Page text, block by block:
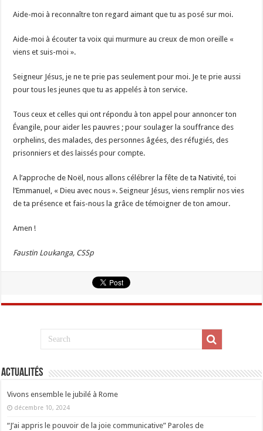
Aide-moi à reconnaître ton regard aimant que tu as posé sur moi.
Aide-moi à écouter ta voix qui murmure au creux de mon oreille «
viens et suis-moi ».
Seigneur Jésus, je ne te prie pas seulement pour moi. Je te prie aussi
pour tous les jeunes que tu as appelés à ton service.
Tous ceux et celles qui ont répondu à ton appel pour annoncer ton
Évangile, pour aider les pauvres ; pour soulager la souffrance des
orphelins, des malades, des personnes âgées, des réfugiés, des
prisonniers et des laissés pour compte.
A l’approche de Noël, nous allons célébrer la fête de ta Nativité, toi
l’Emmanuel, « Dieu avec nous ». Seigneur Jésus, viens remplir nos vies
de ta présence et fais-nous la grâce de témoigner de ton amour.
Amen !
Faustin Loukanga, CSSp
Actualités
Vivons ensemble le jubilé à Rome
décembre 10, 2024
“J’ai appris le pouvoir de la joie communicative” Paroles de